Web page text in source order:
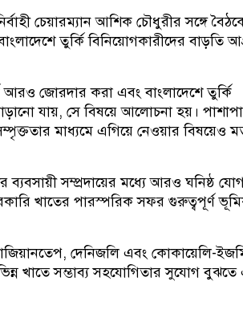
চেয়ারম্যান আশিক চৌধুরীর সঙ্গে
তুর্কি বিনিয়োগকারীদের বাড়তি
আরও জোরদার করা এবং বাংলাদেশে তুর্কি
যায়, সে বিষয়ে আলোচনা হয়।
মাধ্যমে এগিয়ে নেওয়ার বিষয়েও
ব্যবসায়ী সম্প্রদায়ের মধ্যে আরও ঘনিষ্ঠ
খাতের পারস্পরিক সফর গুরুত্বপূর্ণ
দেনিজলি এবং কোকায়েলি-
খাতে সম্ভাব্য সহযোগিতার সুযোগ